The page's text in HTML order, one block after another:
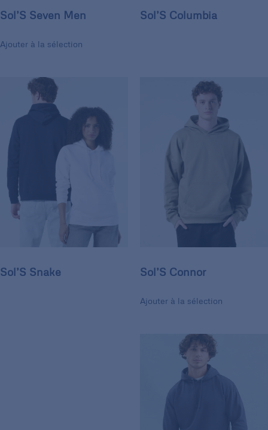
Sol’S Seven Men
Ajouter à la sélection
Sol’S Columbia
Sol’S Snake Sol’S Connor
Ajouter à la sélection